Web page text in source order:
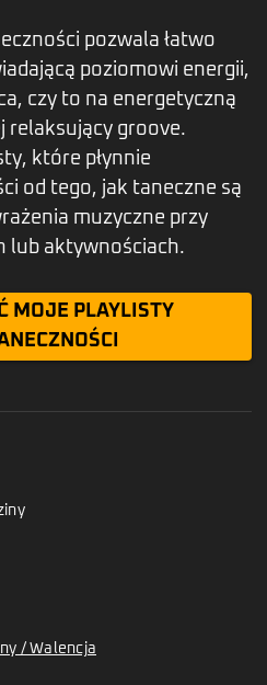
pozwala łatwo
poziomowi energii,
czy to na energetyczną
relaksujący groove.
które płynnie
od tego, jak taneczne są
muzyczne przy
lub aktywnościach.
MOJE PLAYLISTY
/ Walencja